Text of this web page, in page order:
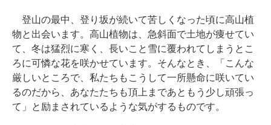
登山の最中、登り坂が続いて苦しくなった頃に高山植
物と出会います。高山植物は、急斜面で土地が痩せてい
て、冬は猛烈に寒く、長いこと雪に覆われてしまうとこ
ろに可憐な花を咲かせています。そんなとき、「こんな
厳しいところで、私たちもこうして一所懸命に咲いてい
るのだから、あなたたちも頂上まであともう少し頑張っ
て」と励まされているような気がするものです。